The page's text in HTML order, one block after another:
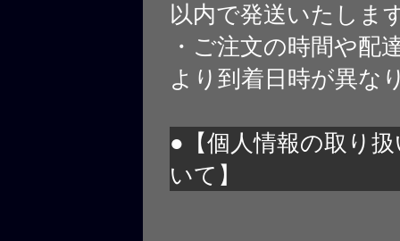
以内で発送いたしま
・ご注文の時間や配
より到着日時が異な
●【個人情報の取り
いて】